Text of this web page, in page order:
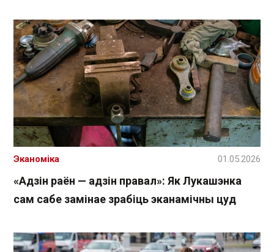
«Адзін раён — адзін правал»: Як Лукашэнка
сам сабе замінае зрабіць эканамічны цуд
Эканоміка 01.05.2026